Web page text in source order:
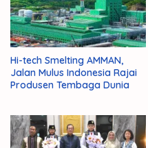
Hi-tech Smelting AMMAN,
Jalan Mulus Indonesia Rajai
Produsen Tembaga Dunia